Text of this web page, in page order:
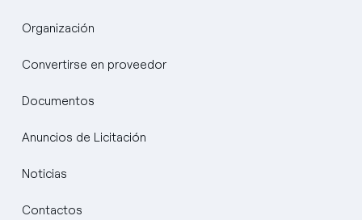
Organización
Convertirse en proveedor
Documentos
Anuncios de Licitación
Noticias
Contactos